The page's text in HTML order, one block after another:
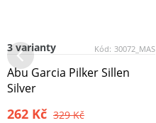
Kód: 30072_MAS
3 varianty
Abu Garcia Pilker Sillen
Silver
262 Kč 329 Kč